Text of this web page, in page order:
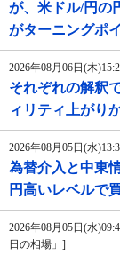
が、米ドル/円の
がターニングポ
2026年08月06日(木
それぞれの解釈
ィリティ上がり
2026年08月05日(水
為替介入と中東
円高いレベルで
2026年08月05日(水
日の相場」]